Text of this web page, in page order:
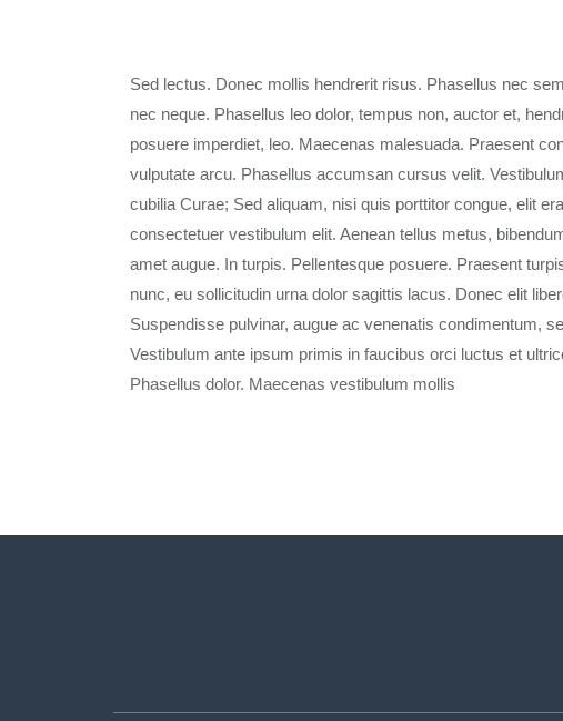
Sed lectus. Donec mollis hendrerit risus. Phasellus nec
nec neque. Phasellus leo dolor, tempus non, auctor et,
posuere imperdiet, leo. Maecenas malesuada. Praesent
vulputate arcu. Phasellus accumsan cursus velit.
cubilia Curae; Sed aliquam, nisi quis porttitor congue, elit
consectetuer vestibulum elit. Aenean tellus metus,
amet augue. In turpis. Pellentesque posuere. Praesent
nunc, eu sollicitudin urna dolor sagittis lacus. Donec elit
Suspendisse pulvinar, augue ac venenatis condimentum,
Vestibulum ante ipsum primis in faucibus orci luctus et
Phasellus dolor. Maecenas vestibulum mollis